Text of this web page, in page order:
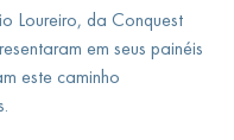
Loureiro, da Conquest
em seus painéis
este caminho